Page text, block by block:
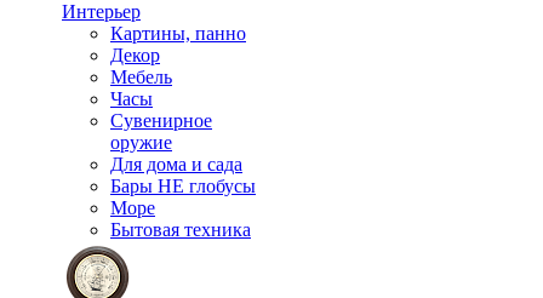
Интерьер
Картины, панно
Декор
Мебель
Часы
Сувенирное
оружие
Для дома и сада
Бары НЕ глобусы
Море
Бытовая техника